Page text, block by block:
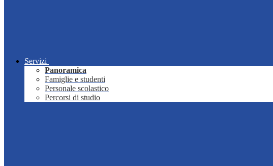
Servizi
Panoramica
Famiglie e studenti
Personale scolastico
Percorsi di studio